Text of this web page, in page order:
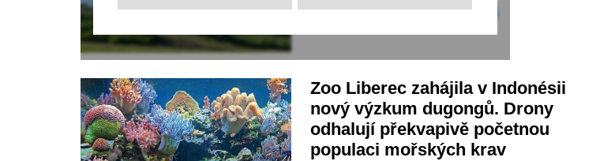
Výlet Zajímavost 05. 07. 2026
Zoo Liberec zahájila v Indonésii
nový výzkum dugongů. Drony
odhalují překvapivě početnou
populaci mořských krav